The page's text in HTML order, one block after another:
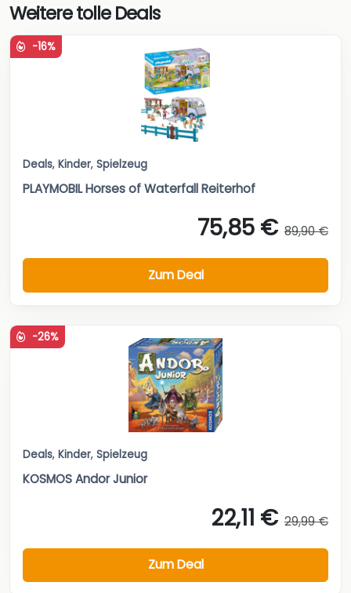
Weitere tolle Deals
-16%
Deals, Kinder, Spielzeug
PLAYMOBIL Horses of Waterfall Reiterhof
75,85 € 89,90 €
Zum Deal
-26%
Deals, Kinder, Spielzeug
KOSMOS Andor Junior
22,11 € 29,99 €
Zum Deal